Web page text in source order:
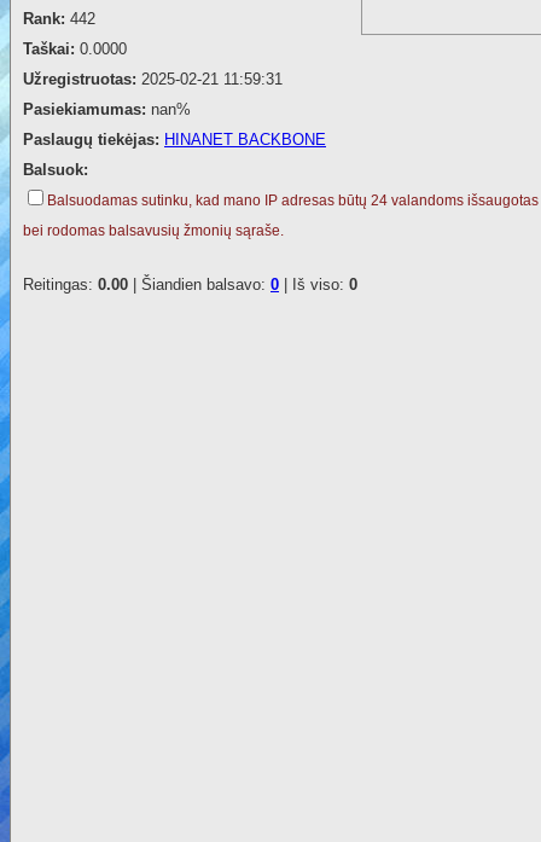
Rank: 442
Taškai: 0.0000
Užregistruotas: 2025-02-21 11:59:31
Pasiekiamumas: nan%
Paslaugų tiekėjas: HINANET BACKBONE
Balsuok:
Balsuodamas sutinku, kad mano IP adresas būtų 24 valandoms išsaugotas
bei rodomas balsavusių žmonių sąraše.
Reitingas: 0.00 | Šiandien balsavo: 0 | Iš viso: 0